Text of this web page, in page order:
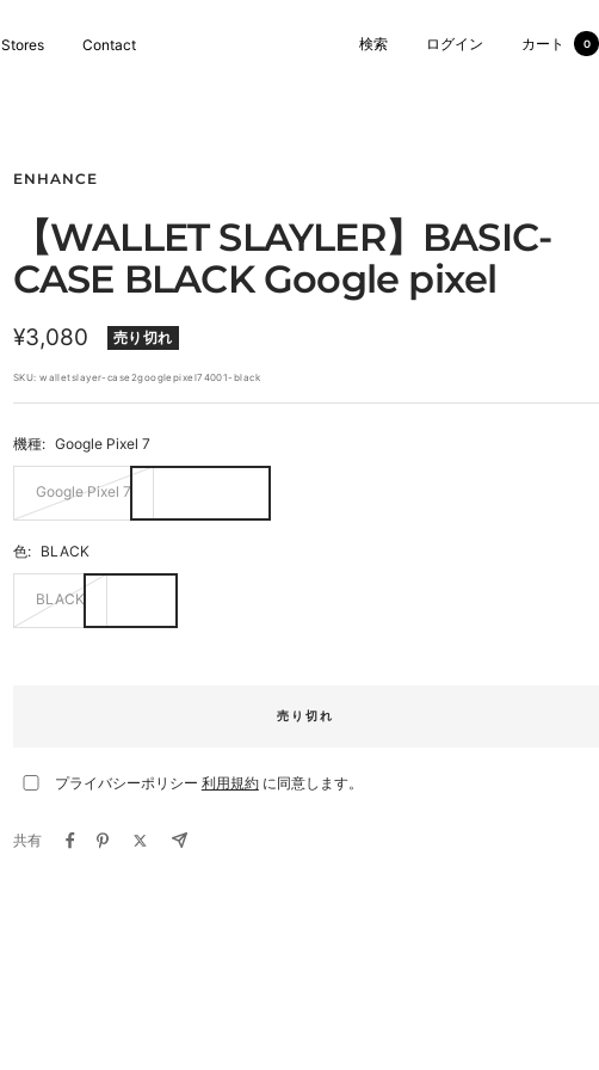
Stores Contact 検索 ログイン カート 0
ENHANCE
【WALLET SLAYLER】BASIC-
CASE BLACK Google pixel
セ
ー
ル
価
¥3,080 売り切れ
SKU:walletslayer-case2googlepixel74001-black
機種: Google Pixel 7
Google Pixel 7
色: BLACK
BLACK
売り切れ
プライバシーポリシー 利用規約に同意します。
共有